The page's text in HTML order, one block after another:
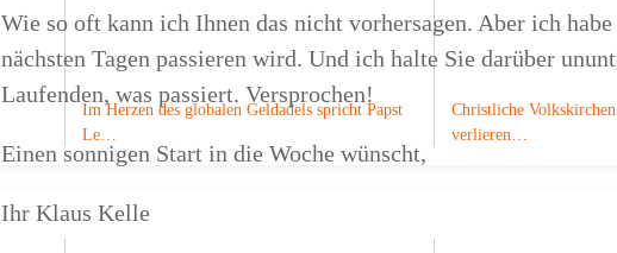
Im Herzen des globalen Geldadels spricht Papst
Le…
Christliche
verlieren…
Wie so oft kann ich Ihnen das nicht vorhersagen. Aber ich
nächsten Tagen passieren wird. Und ich halte Sie darüber
Laufenden, was passiert. Versprochen!
Einen sonnigen Start in die Woche wünscht,
Ihr Klaus Kelle